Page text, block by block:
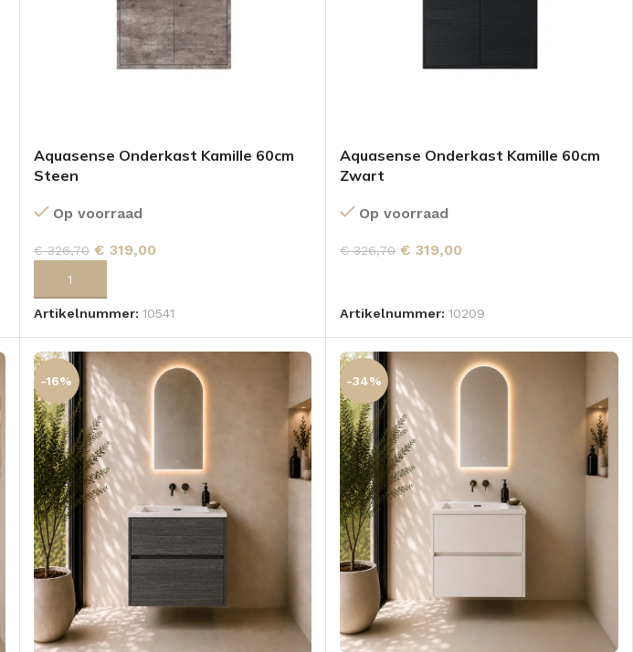
Aquasense Onderkast Kamille 60cm
Steen
Op voorraad
€326,70 € 319,00
TOEVOEGEN AAN WINKELWAGEN
Artikelnummer: 10541
Aquasense Onderkast Kamille 60cm
Zwart
Op voorraad
€326,70 € 319,00
Artikelnummer:10209
-16% -34%